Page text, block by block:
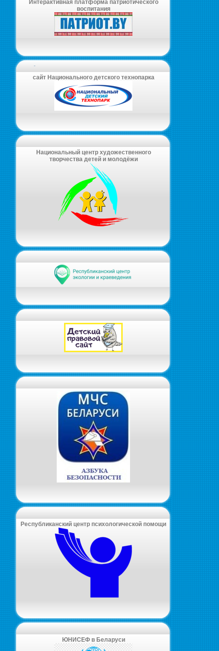
Интерактивная платформа патриотического
воспитания
-
сайт Национального детского технопарка
Национальный центр художественного
творчества детей и молодёжи
Республиканский центр психологической помощи
ЮНИСЕФ в Беларуси